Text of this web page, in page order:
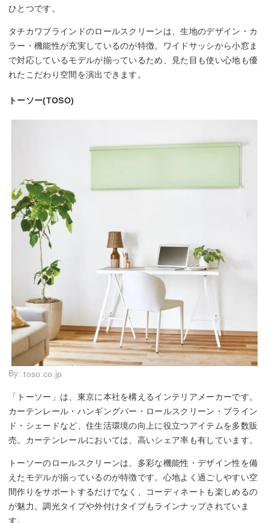
ひとつです。
タチカワブラインドのロールスクリーンは、生地のデザイン・カ
ラー・機能性が充実しているのが特徴。ワイドサッシから小窓ま
で対応しているモデルが揃っているため、見た目も使い心地も優
れたこだわり空間を演出できます。
トーソー(TOSO)
By:toso.co.jp
「トーソー」は、東京に本社を構えるインテリアメーカーです。
カーテンレール・ハンギングバー・ロールスクリーン・ブライン
ド・シェードなど、住生活環境の向上に役立つアイテムを多数販
売。カーテンレールにおいては、高いシェア率も有しています。
トーソーのロールスクリーンは、多彩な機能性・デザイン性を備
えたモデルが揃っているのが特徴です。心地よく過ごしやすい空
間作りをサポートするだけでなく、コーディネートも楽しめるの
が魅力。調光タイプや外付けタイプもラインナップされていま
す。